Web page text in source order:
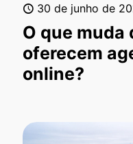
30 de junho de
O que
oferecem
online?